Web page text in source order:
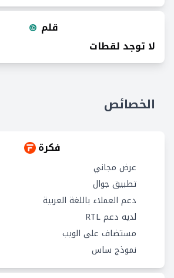
قلم
لا توجد لقطات
الخصائص
فكرة
عرض مجاني
تطبيق جوال
دعم العملاء باللغة العربية
لديه دعم RTL
مستضاف على الويب
نموذج ساس